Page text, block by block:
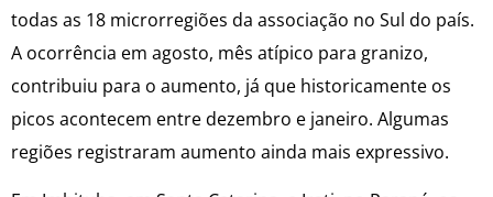
todas as 18 microrregiões da associação no Sul do país.
A ocorrência em agosto, mês atípico para granizo,
contribuiu para o aumento, já que historicamente os
picos acontecem entre dezembro e janeiro. Algumas
regiões registraram aumento ainda mais expressivo.